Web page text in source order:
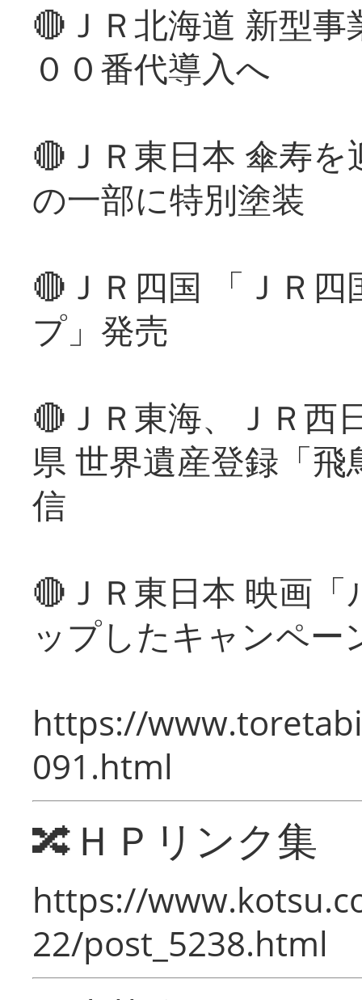
🔴ＪＲ北海道 新型
００番代導入へ
🔴ＪＲ東日本 傘寿
の一部に特別塗装
🔴ＪＲ四国 「ＪＲ
プ」発売
🔴ＪＲ東海、ＪＲ西
県 世界遺産登録「
信
🔴ＪＲ東日本 映画
ップしたキャンペー
https://
091.html
🔀ＨＰリンク集
https://
22/post_5238.html